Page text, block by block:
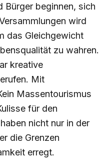
Bürger beginnen, sich
wird
das Gleichgewicht
zu wahren.
kreative
Mit
Massentourismus
für den
nicht nur in der
die Grenzen
erregt.